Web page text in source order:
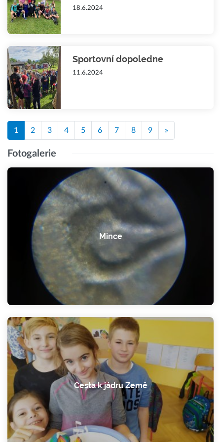
18.6.2024
Sportovní dopoledne
11.6.2024
1 2 3 4 5 6 7 8 9 »
Fotogalerie
Mince
Cesta k jádru Země